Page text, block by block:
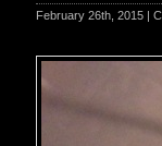
February 26th, 2015 |